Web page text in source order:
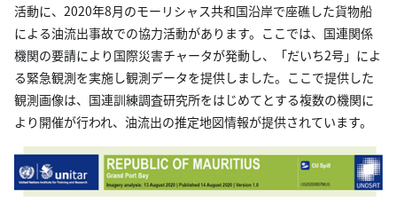
活動に、2020年8月のモーリシャス共和国沿岸で座礁した貨物船
による油流出事故での協力活動があります。ここでは、国連関係
機関の要請により国際災害チャータが発動し、「だいち2号」によ
る緊急観測を実施し観測データを提供しました。ここで提供した
観測画像は、国連訓練調査研究所をはじめてとする複数の機関に
より開催が行われ、油流出の推定地図情報が提供されています。